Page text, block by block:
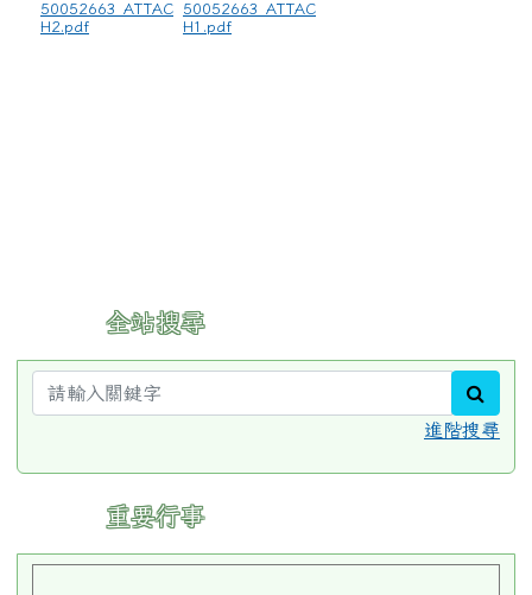
50052663_ATTAC
H2.pdf
50052663_ATTAC
H1.pdf
全站搜尋
進階搜尋
重要行事